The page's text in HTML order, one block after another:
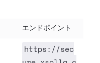
エンドポイント
https://sec